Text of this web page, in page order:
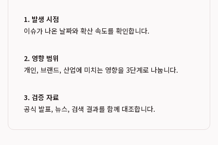
1. 발생 시점
이슈가 나온 날짜와 확산 속도를 확인합니다.
2. 영향 범위
개인, 브랜드, 산업에 미치는 영향을 3단계로 나눕니다.
3. 검증 자료
공식 발표, 뉴스, 검색 결과를 함께 대조합니다.